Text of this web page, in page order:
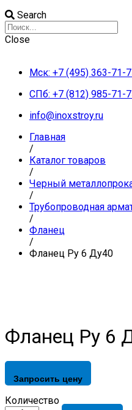
Search
Close
Мск: +7 (495) 363-71-
СПб: +7 (812) 985-71-
info@inoxstroy.ru
Главная
/
Каталог товаров
/
Черный
/
Трубопроводная
/
Фланец
/
Фланец Ру 6 Ду40
Фланец Ру 6
Запросить цену
Фланец
Количество